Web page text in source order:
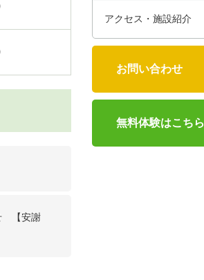
【安謝
アクセス・施設紹介
お問い合わせ
無料体験はこちら